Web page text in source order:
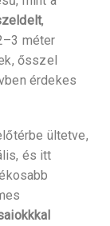
,
méter
ősszel
érdekes
ültetve,
és itt